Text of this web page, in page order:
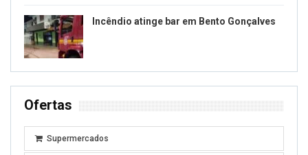
Incêndio atinge bar em Bento Gonçalves
Ofertas
Supermercados